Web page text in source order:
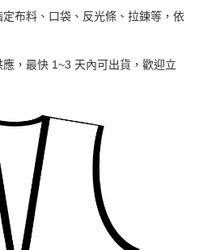
布料、口袋、反光條、拉鍊等，依
，最快 1~3 天內可出貨，歡迎立